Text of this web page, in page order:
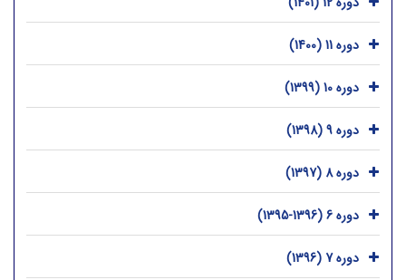
دوره 11 (1400)
دوره 10 (1399)
دوره 9 (1398)
دوره 8 (1397)
دوره 6 (1396-1395)
دوره 7 (1396)